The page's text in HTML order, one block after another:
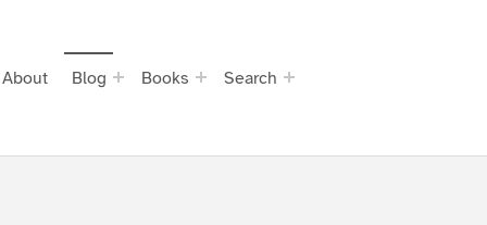
About Blog Books Search